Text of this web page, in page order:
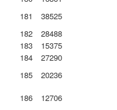
181
38525
182
28488
183
15375
184
27290
185
20236
186
12706